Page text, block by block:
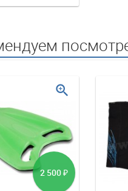
2 500 ₽
zoom_in